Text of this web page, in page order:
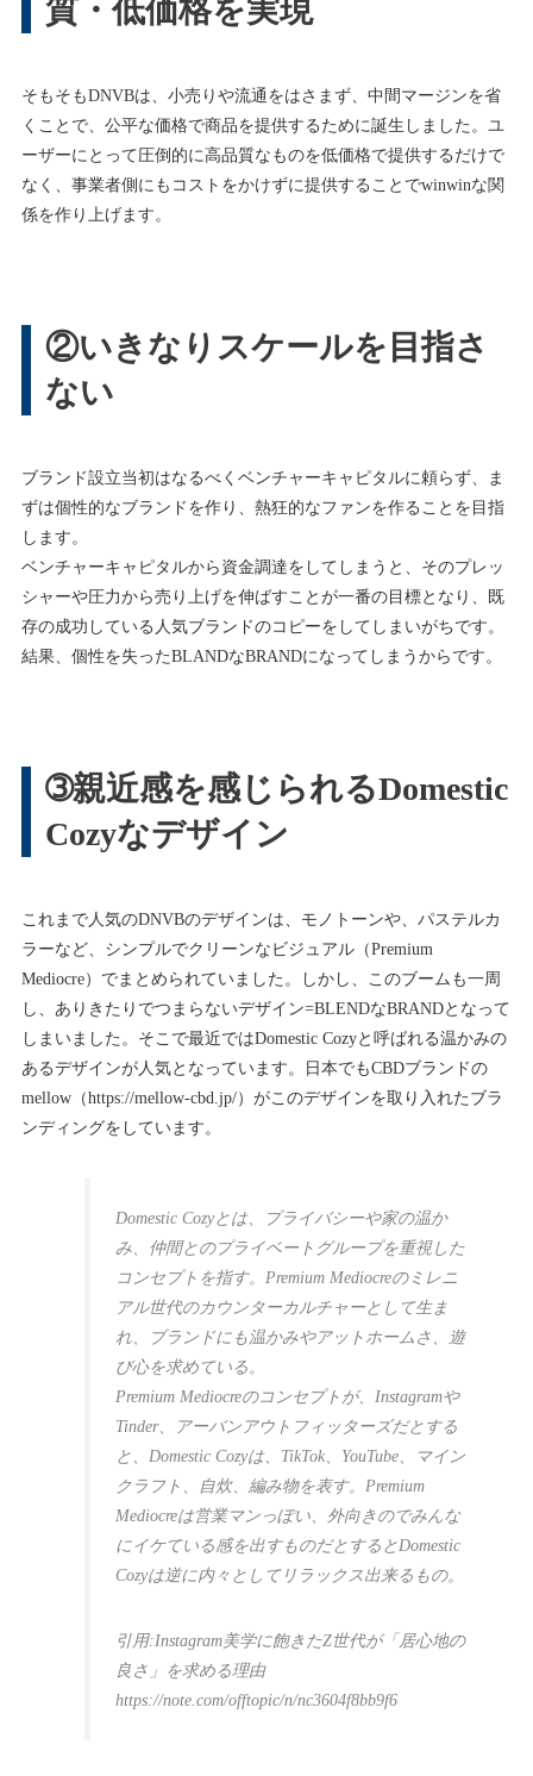
質・低価格を実現
そもそもDNVBは、小売りや流通をはさまず、中間マージンを省
くことで、公平な価格で商品を提供するために誕生しました。ユ
ーザーにとって圧倒的に高品質なものを低価格で提供するだけで
なく、事業者側にもコストをかけずに提供することでwinwinな関
係を作り上げます。
②いきなりスケールを目指さ
ない
ブランド設立当初はなるべくベンチャーキャピタルに頼らず、ま
ずは個性的なブランドを作り、熱狂的なファンを作ることを目指
します。
ベンチャーキャピタルから資金調達をしてしまうと、そのプレッ
シャーや圧力から売り上げを伸ばすことが一番の目標となり、既
存の成功している人気ブランドのコピーをしてしまいがちです。
結果、個性を失ったBLANDなBRANDになってしまうからです。
➂親近感を感じられるDomestic
Cozyなデザイン
これまで人気のDNVBのデザインは、モノトーンや、パステルカ
ラーなど、シンプルでクリーンなビジュアル（Premium
Mediocre）でまとめられていました。しかし、このブームも一周
し、ありきたりでつまらないデザイン=BLENDなBRANDとなって
しまいました。そこで最近ではDomestic Cozyと呼ばれる温かみの
あるデザインが人気となっています。日本でもCBDブランドの
mellow（https://mellow-cbd.jp/）がこのデザインを取り入れたブラ
ンディングをしています。
Domestic Cozyとは、プライバシーや家の温か
み、仲間とのプライベートグループを重視した
コンセプトを指す。Premium Mediocreのミレニ
アル世代のカウンターカルチャーとして生ま
れ、ブランドにも温かみやアットホームさ、遊
び心を求めている。
Premium Mediocreのコンセプトが、Instagramや
Tinder、アーバンアウトフィッターズだとする
と、Domestic Cozyは、TikTok、YouTube、マイン
クラフト、自炊、編み物を表す。Premium
Mediocreは営業マンっぽい、外向きのでみんな
にイケている感を出すものだとするとDomestic
Cozyは逆に内々としてリラックス出来るもの。
引用:Instagram美学に飽きたZ世代が「居心地の
良さ」を求める理由
https://note.com/offtopic/n/nc3604f8bb9f6